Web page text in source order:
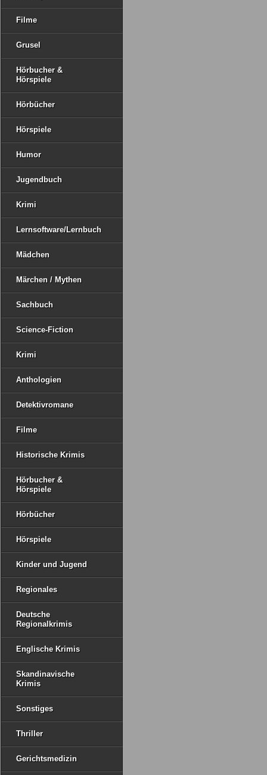
Filme
Grusel
Hörbucher &
Hörspiele
Hörbücher
Hörspiele
Humor
Jugendbuch
Krimi
Lernsoftware/Lernbuch
Mädchen
Märchen / Mythen
Sachbuch
Science-Fiction
Krimi
Anthologien
Detektivromane
Filme
Historische Krimis
Hörbucher &
Hörspiele
Hörbücher
Hörspiele
Kinder und Jugend
Regionales
Deutsche
Regionalkrimis
Englische Krimis
Skandinavische
Krimis
Sonstiges
Thriller
Gerichtsmedizin